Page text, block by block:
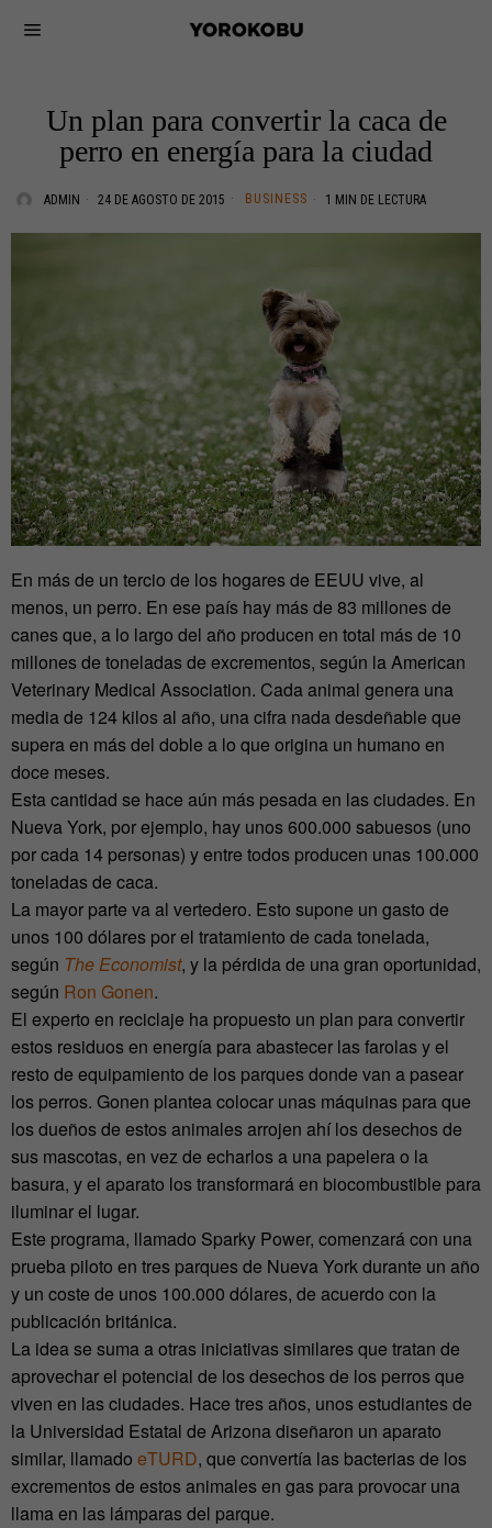
Un plan para convertir la caca de
perro en energía para la ciudad
ADMIN 24 DE AGOSTO DE 2015 BUSINESS 1 MIN DE LECTURA
En más de un tercio de los hogares de EEUU vive, al
menos, un perro. En ese país hay más de 83 millones de
canes que, a lo largo del año producen en total más de 10
millones de toneladas de excrementos, según la American
Veterinary Medical Association. Cada animal genera una
media de 124 kilos al año, una cifra nada desdeñable que
supera en más del doble a lo que origina un humano en
doce meses.
Esta cantidad se hace aún más pesada en las ciudades. En
Nueva York, por ejemplo, hay unos 600.000 sabuesos (uno
por cada 14 personas) y entre todos producen unas 100.000
toneladas de caca.
La mayor parte va al vertedero. Esto supone un gasto de
unos 100 dólares por el tratamiento de cada tonelada,
según The Economist, y la pérdida de una gran oportunidad,
según Ron Gonen.
El experto en reciclaje ha propuesto un plan para convertir
estos residuos en energía para abastecer las farolas y el
resto de equipamiento de los parques donde van a pasear
los perros. Gonen plantea colocar unas máquinas para que
los dueños de estos animales arrojen ahí los desechos de
sus mascotas, en vez de echarlos a una papelera o la
basura, y el aparato los transformará en biocombustible para
iluminar el lugar.
Este programa, llamado Sparky Power, comenzará con una
prueba piloto en tres parques de Nueva York durante un año
y un coste de unos 100.000 dólares, de acuerdo con la
publicación británica.
La idea se suma a otras iniciativas similares que tratan de
aprovechar el potencial de los desechos de los perros que
viven en las ciudades. Hace tres años, unos estudiantes de
la Universidad Estatal de Arizona diseñaron un aparato
similar, llamado eTURD, que convertía las bacterias de los
excrementos de estos animales en gas para provocar una
llama en las lámparas del parque.